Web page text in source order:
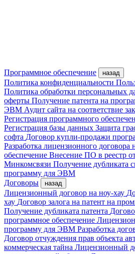
Программное обеспечение назад
Политика конфиденциальности
Политика обработки персональных
оферты Получение патента на
ЭВМ Аудит сайта на соответствие
Регистрация программного
Регистрация базы данных Защита
софта Договор купли-продажи
Разработка лицензионного договора
обеспечение Внесение ПО в реестр
Минкомсвязи Получение дубликата
программу для ЭВМ
Договоры
назад
Лицензионный договор на ноу-хау
хау Договор залога на патент на
Получение дубликата патента
программное обеспечение
программу для ЭВМ Разработка
Договор отчуждения прав объекта
коммерческая тайна Лицензионный